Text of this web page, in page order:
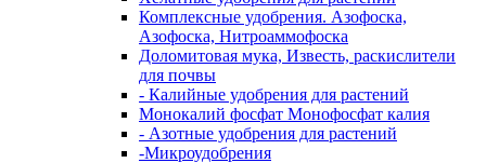
Комплексные удобрения. Азофоска,
Азофоска, Нитроаммофоска
Доломитовая мука, Известь, раскислители
для почвы
- Калийные удобрения для растений
Монокалий фосфат Монофосфат калия
- Азотные удобрения для растений
-Микроудобрения